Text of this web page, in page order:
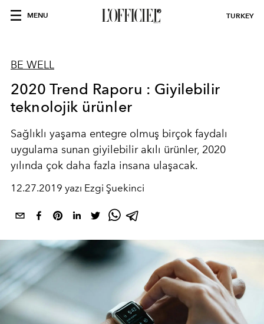
MENU TURKEY
BE WELL
2020 Trend Raporu : Giyilebilir
teknolojik ürünler
Sağlıklı yaşama entegre olmuş birçok faydalı
uygulama sunan giyilebilir akılı ürünler, 2020
yılında çok daha fazla insana ulaşacak.
12.27.2019 yazı Ezgi Şuekinci